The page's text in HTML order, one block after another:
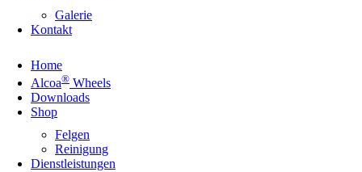
Galerie
Kontakt
Home
Alcoa® Wheels
Downloads
Shop
Felgen
Reinigung
Dienstleistungen